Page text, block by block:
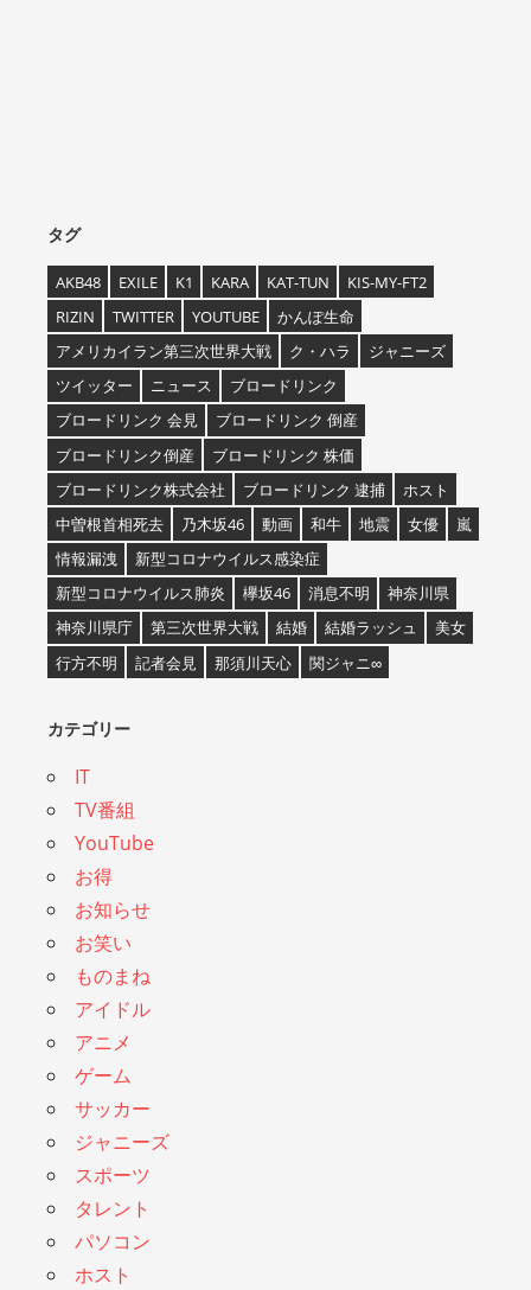
タグ
AKB48 EXILE K1 KARA KAT-TUN
KIS-MY-FT2
RIZIN
TWITTER YOUTUBE
かんぽ生命
アメリカイラン第三次世界大戦
ク・ハラ
ジャニーズ
ツイッター
ニュース
ブロードリンク
ブロードリンク 会見
ブロードリンク 倒産
ブロードリンク倒産
ブロードリンク 株価
ブロードリンク株式会社
ブロードリンク 逮捕
ホスト
中曽根首相死去
乃木坂46 動画 和牛 地震 女優
嵐
情報漏洩
新型コロナウイルス感染症
新型コロナウイルス肺炎
欅坂46 消息不明
神奈川県
神奈川県庁
第三次世界大戦 結婚 結婚ラッシュ
美女
行方不明
記者会見 那須川天心 関ジャニ∞
カテゴリー
IT
TV番組
YouTube
お得
お知らせ
お笑い
ものまね
アイドル
アニメ
ゲーム
サッカー
ジャニーズ
スポーツ
タレント
パソコン
ホスト